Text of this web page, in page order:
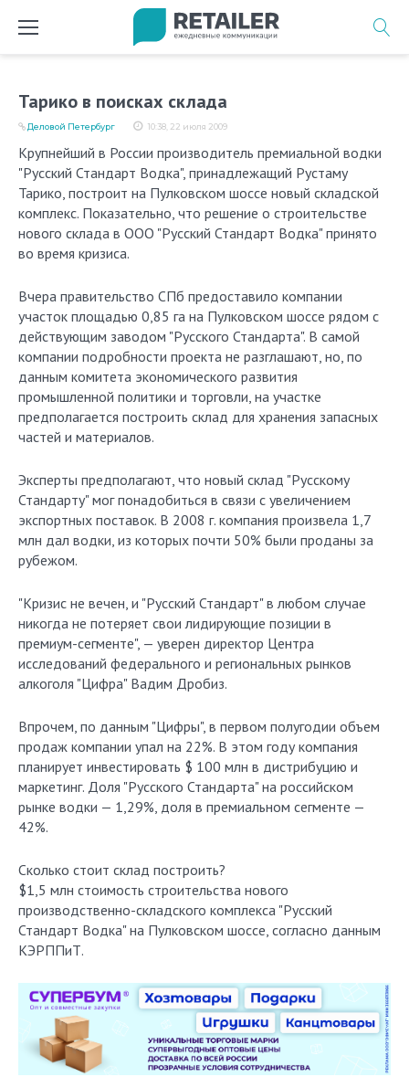
Тарико в поисках склада
10:38, 22 июля 2009
Деловой Петербург
Крупнейший в России производитель премиальной водки
"Русский Стандарт Водка", принадлежащий Рустаму
Тарико, построит на Пулковском шоссе новый складской
комплекс. Показательно, что решение о строительстве
нового склада в ООО "Русский Стандарт Водка" принято
во время кризиса.
Вчера правительство СПб предоставило компании
участок площадью 0,85 га на Пулковском шоссе рядом с
действующим заводом "Русского Стандарта". В самой
компании подробности проекта не разглашают, но, по
данным комитета экономического развития
промышленной политики и торговли, на участке
предполагается построить склад для хранения запасных
частей и материалов.
Эксперты предполагают, что новый склад "Русскому
Стандарту" мог понадобиться в связи с увеличением
экспортных поставок. В 2008 г. компания произвела 1,7
млн дал водки, из которых почти 50% были проданы за
рубежом.
"Кризис не вечен, и "Русский Стандарт" в любом случае
никогда не потеряет свои лидирующие позиции в
премиум-сегменте", — уверен директор Центра
исследований федерального и региональных рынков
алкоголя "Цифра" Вадим Дробиз.
Впрочем, по данным "Цифры", в первом полугодии объем
продаж компании упал на 22%. В этом году компания
планирует инвестировать $ 100 млн в дистрибуцию и
маркетинг. Доля "Русского Стандарта" на российском
рынке водки — 1,29%, доля в премиальном сегменте —
42%.
Сколько стоит склад построить?
$1,5 млн стоимость строительства нового
производственно-складского комплекса "Русский
Стандарт Водка" на Пулковском шоссе, согласно данным
КЭРППиТ.